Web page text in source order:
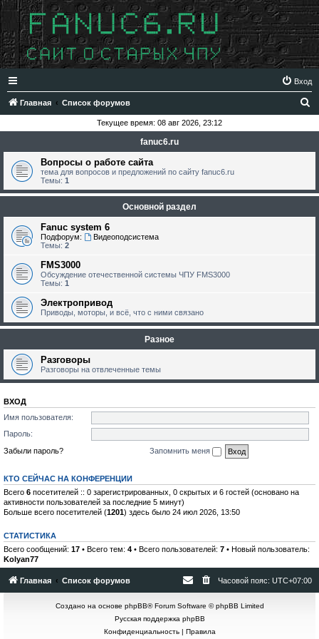
Вход
Главная Список форумов
с
Текущее время: 08 авг 2026, 23:12
fanuc6.ru
Вопросы о работе сайта
тема для вопросов и предложений по сайту fanuc6.ru
Темы: 1
Основной раздел
Fanuc system 6
Подфорум:
Видеоподсистема
Темы: 2
FMS3000
Обсуждение отечественной системы ЧПУ FMS3000
Темы: 1
Электропривод
Приводы, моторы, и всё, что с ними связано
Разное
Разговоры
Разговоры на отвлеченные темы
ВХОД
Имя пользователя:
Пароль:
Забыли пароль?
Запомнить меня
КТО СЕЙЧАС НА КОНФЕРЕНЦИИ
Всего 6 посетителей :: 0 зарегистрированных, 0 скрытых и 6 гостей (основано на
активности пользователей за последние 5 минут)
Больше всего посетителей (1201) здесь было 24 июл 2026, 13:50
СТАТИСТИКА
Всего сообщений: 17 • Всего тем: 4 • Всего пользователей: 7 • Новый пользователь:
Kolyan77
Главная Список форумов Часовой пояс: UTC+07:00
Создано на основе phpBB® Forum Software © phpBB Limited
Русская поддержка phpBB
Конфиденциальность| Правила